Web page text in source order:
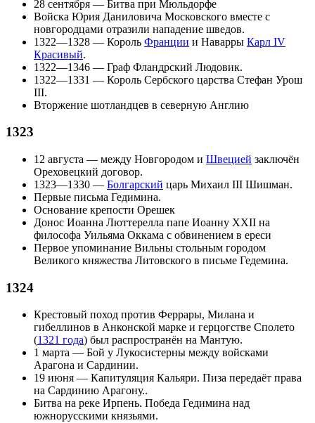
28 сентября — Битва при Мюльдорфе
Войска Юрия Даниловича Московского вместе с
новгородцами отразили нападение шведов.
1322—1328 — Король Франции и Наварры Карл IV
Красивый.
1322—1346 — Граф Фландрский Людовик.
1322—1331 — Король Сербского царства Стефан Урош
III.
Вторжение шотландцев в северную Англию
1323
12 августа — между Новгородом и Швецией заключён
Ореховецкий договор.
1323—1330 — Болгарский царь Михаил III Шишман.
Первые письма Гедимина.
Основание крепости Орешек
Донос Иоанна Люттерелла папе Иоанну XXII на
философа Уильяма Оккама с обвинением в ереси
Первое упоминание Вильны стольным городом
Великого княжества Литовского в письме Гедемина.
1324
Крестовый поход против Феррары, Милана и
гибеллинов в Анконской марке и герцогстве Сполето
(1321 года) был распространён на Мантую.
1 марта — Бой у Лукосистерны между войсками
Арагона и Сардинии.
19 июня — Капитуляция Кальяри. Пиза передаёт права
на Сардинию Арагону..
Битва на реке Ирпень. Победа Гедимина над
южнорусскими князьями.